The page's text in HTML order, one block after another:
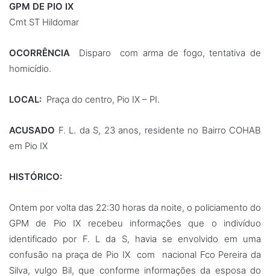
GPM DE PIO IX
Cmt ST Hildomar
OCORRÊNCIA Disparo com arma de fogo, tentativa de
homicídio.
LOCAL: Praça do centro, Pio IX – PI.
ACUSADO F. L. da S, 23 anos, residente no Bairro COHAB
em Pio IX
HISTÓRICO:
Ontem por volta das 22:30 horas da noite, o policiamento do
GPM de Pio IX recebeu informações que o indivíduo
identificado por F. L da S, havia se envolvido em uma
confusão na praça de Pio IX com nacional Fco Pereira da
Silva, vulgo Bil, que conforme informações da esposa do